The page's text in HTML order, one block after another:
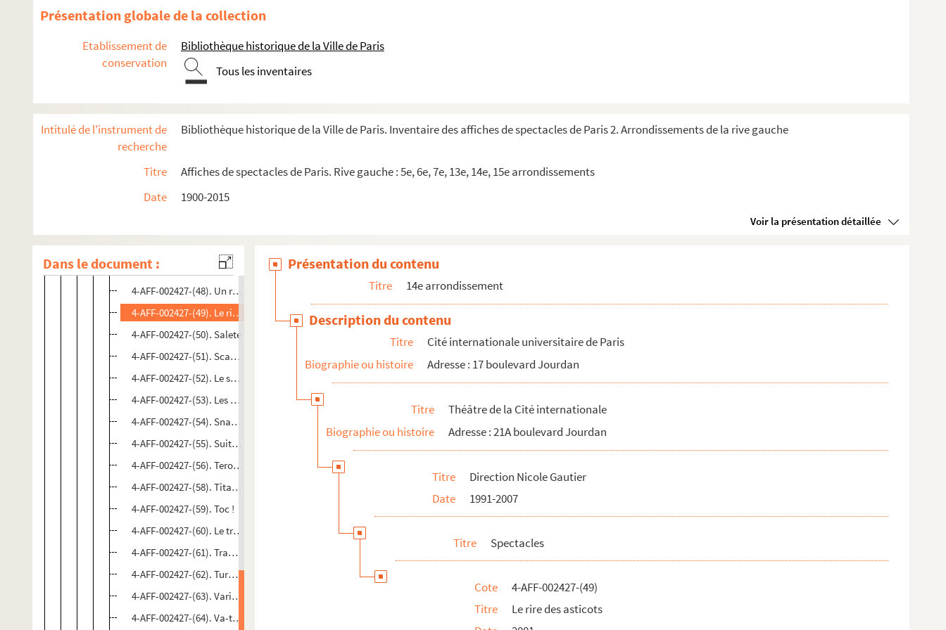
Présentation globale de la collection
Etablissement de
conservation
Bibliothèque historique de la Ville de Paris
Tous les inventaires
Intitulé de l'instrument de
recherche
Bibliothèque historique de la Ville de Paris. Inventaire des affiches de spectacles de Paris 2. Arrondissements de la rive gauche
Titre
Affiches de spectacles de Paris. Rive gauche : 5e, 6e, 7e, 13e, 14e, 15e arrondissements
Date
1900-2015
Voir la présentation détaillée
Dans le document :
4-AFF-002427-(35). Meurtres de la princesse juive
4-AFF-002427-(37). Les muses orphelines
4-AFF-002427-(38). Noé
4-AFF-002427-(40). Les oranges
4-AFF-002427-(41). … ou deux
4-AFF-002427-(43). Un peu de neige fondue dans le sang
4-AFF-002427-(44). Piavodéon
4-AFF-002427-(46). Quai Ouest
4-AFF-002427-(47). Les quatre jumelles
4-AFF-002427-(48). Un riche, trois pauvres
4-AFF-002427-(49). Le rire des asticots
4-AFF-002427-(50). Saleté
4-AFF-002427-(51). Scaramouche
4-AFF-002427-(52). Le seuil du roi
4-AFF-002427-(53). Les solitaires intempestifs
4-AFF-002427-(54). Snakesong ; Le pouvoir
4-AFF-002427-(55). Suite pour quatre
4-AFF-002427-(56). Tero Saarinen
4-AFF-002427-(58). Titanic City
4-AFF-002427-(59). Toc !
4-AFF-002427-(60). Le traité des mannequins
4-AFF-002427-(61). Transsibérien
4-AFF-002427-(62). Turak ; Nid de galets
4-AFF-002427-(63). Variations Calderón
4-AFF-002427-(64). Va-t'en chercher le bonheur et ne reviens pas les mains vides…
Présentation du contenu
Titre 14e arrondissement
Description du contenu
Titre
Cité internationale universitaire de Paris
Biographie ou histoire
Adresse : 17 boulevard Jourdan
Titre
Théâtre de la Cité internationale
Biographie ou histoire
Adresse : 21A boulevard Jourdan
Titre
Direction Nicole Gautier
Date
1991-2007
Titre Spectacles
Cote
4-AFF-002427-(49)
Titre
Le rire des asticots